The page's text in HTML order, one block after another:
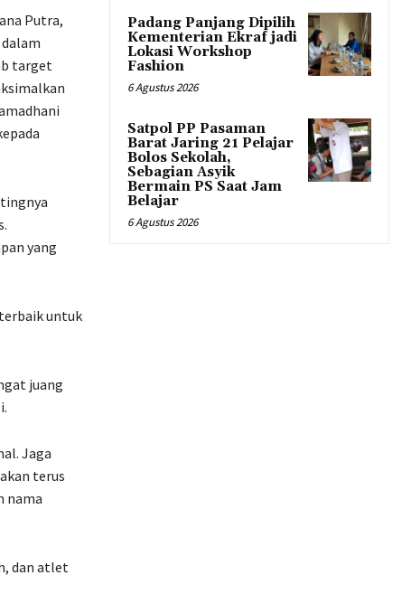
Putra,
target
yang
untuk
juang
Jaga
terus
nama
dan atlet
Padang Panjang Dipilih
Kementerian Ekraf jadi
Lokasi Workshop
Fashion
6 Agustus 2026
Satpol PP Pasaman
Barat Jaring 21 Pelajar
Bolos Sekolah,
Sebagian Asyik
Bermain PS Saat Jam
Belajar
6 Agustus 2026